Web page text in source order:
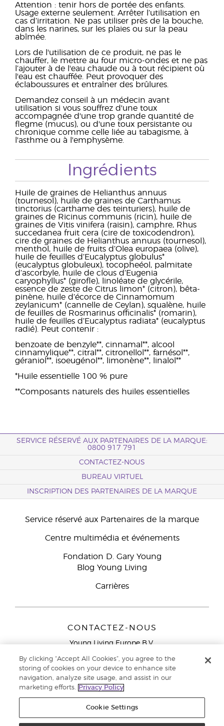
Attention : tenir hors de portée des enfants.
Usage externe seulement. Arrêter l’utilisation en
cas d’irritation. Ne pas utiliser près de la bouche,
dans les narines, sur les plaies ou sur la peau
abîmée.
Lors de l'utilisation de ce produit, ne pas le
chauffer, le mettre au four micro-ondes et ne pas
l’ajouter à de l'eau chaude ou à tout récipient où
l'eau est chauffée. Peut provoquer des
éclaboussures et entraîner des brûlures.
Demandez conseil à un médecin avant
utilisation si vous souffrez d'une toux
accompagnée d'une trop grande quantité de
flegme (mucus), ou d'une toux persistante ou
chronique comme celle liée au tabagisme, à
l'asthme ou à l'emphysème.
Ingrédients
Huile de graines de Helianthus annuus
(tournesol), huile de graines de Carthamus
tinctorius (carthame des teinturiers), huile de
graines de Ricinus communis (ricin), huile de
graines de Vitis vinifera (raisin), camphre, Rhus
succedanea fruit cera (cire de toxicodendron),
cire de graines de Helianthus annuus (tournesol),
menthol, huile de fruits d’Olea europaea (olive),
huile de feuilles d’Eucalyptus globulus*
(eucalyptus globuleux), tocopheéol, palmitate
d’ascorbyle, huile de clous d’Eugenia
caryophyllus* (girofle), linoléate de glycérile,
essence de zeste de Citrus limon* (citron), bêta-
pinène, huile d’écorce de Cinnamomum
zeylanicum* (cannelle de Ceylan), squalène, huile
de feuilles de Rosmarinus officinalis* (romarin),
huile de feuilles d’Eucalyptus radiata* (eucalyptus
radié). Peut contenir :
benzoate de benzyle**, cinnamal**, alcool
cinnamylique**, citral**, citronellol**, farnésol**,
géraniol**, isoeugénol**, limonène**, linalol**
*Huile essentielle 100 % pure
**Composants naturels des huiles essentielles
SERVICE RÉSERVÉ AUX PARTENAIRES DE LA MARQUE:
0800 917 791
CONTACTEZ-NOUS
BUREAU VIRTUEL
INSCRIPTION DES PARTENAIRES DE LA MARQUE
Service réservé aux Partenaires de la marque
Centre multimédia et événements
Fondation D. Gary Young
Blog Young Living
Carrières
CONTACTEZ-NOUS
Young Living Europe B.V.
9727 AJ Groningen
Service réservé aux Partenaires de la marque
791
By clicking “Accept All Cookies”, you agree to the
storing of cookies on your device to enhance site
navigation, analyze site usage, and assist in our
marketing efforts.
Privacy Policy
Cookie Settings